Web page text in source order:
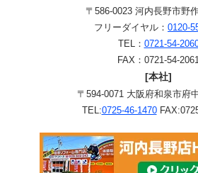
〒586-0023 河内長野市野
フリーダイヤル： 0120-
TEL： 0721-54-
FAX：0721-54-2061
[本社]
〒594-0071 大阪府和泉市府
TEL:0725-46-1470